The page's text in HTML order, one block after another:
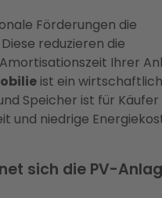
Förderungen die
reduzieren die
Ihrer
ist ein
Speicher ist für Käufer
und niedrige
sich die PV-